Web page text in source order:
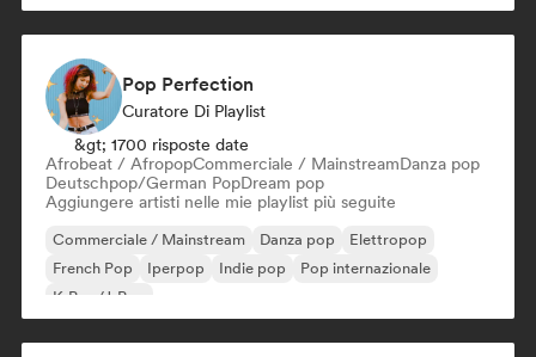
Pop Perfection
Curatore Di Playlist
&gt; 1700 risposte date
Afrobeat / AfropopCommerciale / MainstreamDanza pop
Deutschpop/German PopDream pop
Aggiungere artisti nelle mie playlist più seguite
Commerciale / Mainstream Danza pop
Elettropop
French Pop
Iperpop Indie pop
Pop internazionale
K-Pop/J-Pop